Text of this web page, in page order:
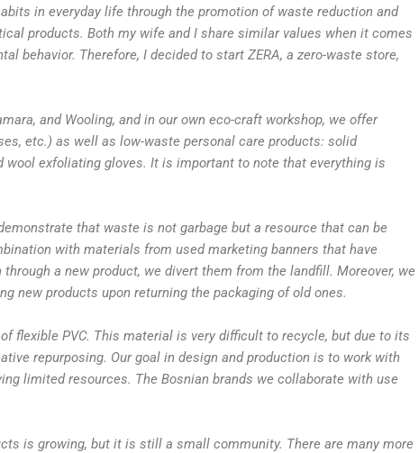
in everyday life through the promotion of waste reduction and
products. Both my wife and I share similar values when it comes
behavior. Therefore, I decided to start ZERA, a zero-waste store,
and Wooling, and in our own eco-craft workshop, we offer
etc.) as well as low-waste personal care products: solid
exfoliating gloves. It is important to note that everything is
that waste is not garbage but a resource that can be
with materials from used marketing banners that have
a new product, we divert them from the landfill. Moreover, we
new products upon returning the packaging of old ones.
flexible PVC. This material is very difficult to recycle, but due to its
repurposing. Our goal in design and production is to work with
limited resources. The Bosnian brands we collaborate with use
is growing, but it is still a small community. There are many more